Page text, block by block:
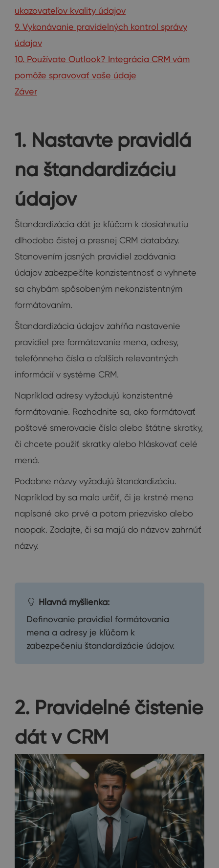
ukazovateľov kvality údajov
9. Vykonávanie pravidelných kontrol správy
údajov
10. Používate Outlook? Integrácia CRM vám
pomôže spravovať vaše údaje
Záver
1. Nastavte pravidlá
na štandardizáciu
údajov
Štandardizácia dát je kľúčom k dosiahnutiu
dlhodobo čistej a presnej CRM databázy.
Stanovením jasných pravidiel zadávania
údajov zabezpečíte konzistentnosť a vyhnete
sa chybám spôsobeným nekonzistentným
formátovaním.
Štandardizácia údajov zahŕňa nastavenie
pravidiel pre formátovanie mena, adresy,
telefónneho čísla a ďalších relevantných
informácií v systéme CRM.
Napríklad adresy vyžadujú konzistentné
formátovanie. Rozhodnite sa, ako formátovať
poštové smerovacie čísla alebo štátne skratky,
či chcete použiť skratky alebo hláskovať celé
mená.
Podobne názvy vyžadujú štandardizáciu.
Napríklad by sa malo určiť, či je krstné meno
napísané ako prvé a potom priezvisko alebo
naopak. Zadajte, či sa majú do názvov zahrnúť
názvy.
Hlavná myšlienka:
Definovanie pravidiel formátovania
mena a adresy je kľúčom k
zabezpečeniu štandardizácie údajov.
2. Pravidelné čistenie
dát v CRM